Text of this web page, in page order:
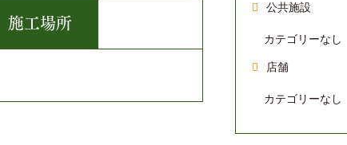
施工場所
公共施設
カテゴリーなし
店舗
カテゴリーなし